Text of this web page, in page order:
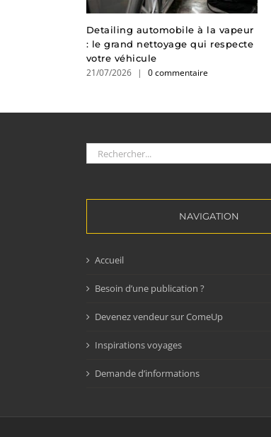
Detailing automobile à la vapeur
: le grand nettoyage qui respecte
votre véhicule
21/07/2026 | 0 commentaire
Rechercher:
NAVIGATION
Accueil
Besoin d’une publication ?
Devenez vendeur sur ComeUp
Inspirations voyages
Demande d’informations